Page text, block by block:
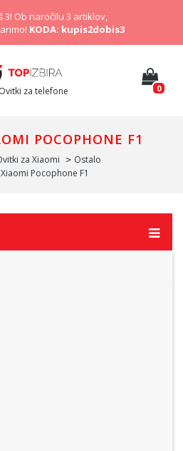
3! Ob naročilu 3 artiklov,
KODA: kupis2dobis3
Ovitki za telefone 0
POCOPHONE F1
za Xiaomi
Ostalo
Pocophone F1